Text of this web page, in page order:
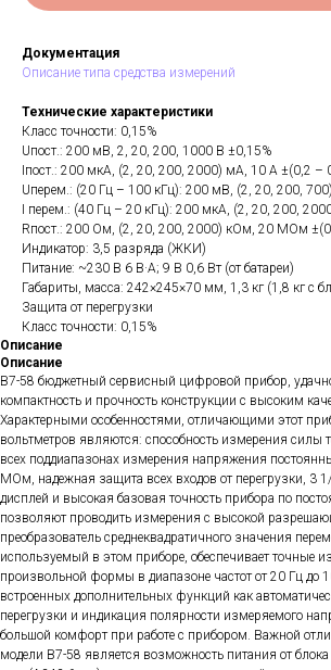
Документация
Описание типа средства измерений
Технические характеристики
Класс точности: 0,15%
Uпост.: 200 мВ, 2, 20, 200, 1000 В ±0,15%
Iпост.: 200 мкА, (2, 20, 200, 2000) мА, 10 А ±(0,2 –
Uперем.: (20 Гц – 100 кГц): 200 мВ, (2, 20, 200,
I перем.: (40 Гц – 20 кГц): 200 мкА, (2, 20, 200,
Rпост.: 200 Ом, (2, 20, 200, 2000) кОм, 20 МОм
Индикатор: 3,5 разряда (ЖКИ)
Питание: ~230 В 6 В·А; 9 В 0,6 Вт (от батареи)
Габариты, масса: 242×245×70 мм, 1,3 кг (1,8 кг с
Защита от перегрузки
Класс точности: 0,15%
Описание
Описание
В7-58 бюджетный сервисный цифровой прибор,
компактность и прочность конструкции с высоким
Характерными особенностями, отличающими этот
вольтметров являются: способность измерения силы
всех поддиапазонах измерения напряжения
МОм, надежная защита всех входов от перегрузки, 3
дисплей и высокая базовая точность прибора по
позволяют проводить измерения с высокой
преобразователь среднеквадратичного значения
используемый в этом приборе, обеспечивает точные
произвольной формы в диапазоне частот от 20 Гц до
встроенных дополнительных функций как
перегрузки и индикация полярности измеряемого
большой комфорт при работе с прибором. Важной
модели В7-58 является возможность питания от блока